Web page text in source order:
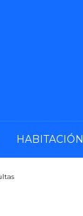
HABITACIÓN